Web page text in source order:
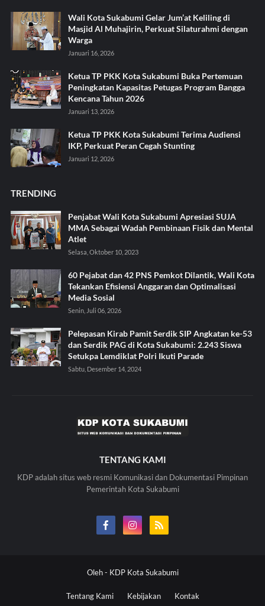
Wali Kota Sukabumi Gelar Jum’at Keliling di
Masjid Al Muhajirin, Perkuat Silaturahmi dengan
Warga
Januari 16, 2026
Ketua TP PKK Kota Sukabumi Buka Pertemuan
Peningkatan Kapasitas Petugas Program Bangga
Kencana Tahun 2026
Januari 13, 2026
Ketua TP PKK Kota Sukabumi Terima Audiensi
IKP, Perkuat Peran Cegah Stunting
Januari 12, 2026
TRENDING
Penjabat Wali Kota Sukabumi Apresiasi SUJA
MMA Sebagai Wadah Pembinaan Fisik dan Mental
Atlet
Selasa, Oktober 10, 2023
60 Pejabat dan 42 PNS Pemkot Dilantik, Wali Kota
Tekankan Efisiensi Anggaran dan Optimalisasi
Media Sosial
Senin, Juli 06, 2026
Pelepasan Kirab Pamit Serdik SIP Angkatan ke-53
dan Serdik PAG di Kota Sukabumi: 2.243 Siswa
Setukpa Lemdiklat Polri Ikuti Parade
Sabtu, Desember 14, 2024
TENTANG KAMI
KDP adalah situs web resmi Komunikasi dan Dokumentasi Pimpinan
Pemerintah Kota Sukabumi
Oleh - KDP Kota Sukabumi
Tentang Kami Kebijakan Kontak